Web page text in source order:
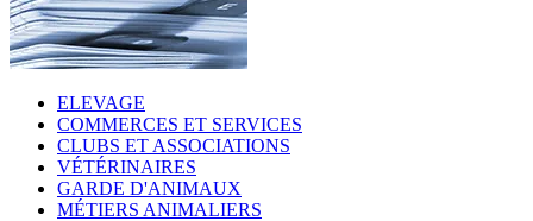
ELEVAGE
COMMERCES ET SERVICES
CLUBS ET ASSOCIATIONS
VÉTÉRINAIRES
GARDE D'ANIMAUX
MÉTIERS ANIMALIERS